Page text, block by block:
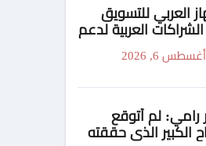
العربي للتسويق
الشراكات العربية لدعم
الدوائي في
أغسطس 6, 2026
رامي: لم أتوقع
الكبير الذي حققته